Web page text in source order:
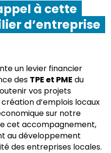
à cette
d’entreprise
un levier financier
des TPE et PME du
vos projets
d’emplois locaux
sur notre
cet accompagnement,
au développement
des entreprises locales.